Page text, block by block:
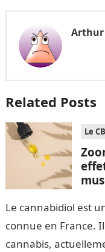
Arthur
Related Posts
Le
Le cannabidiol est
connue en France. Il
cannabis,